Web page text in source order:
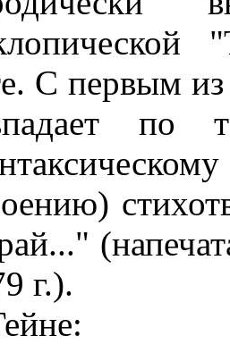
С первым
по
г.).